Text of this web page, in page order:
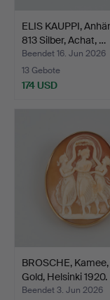
ELIS KAUPPI,
813 Silber, Achat, …
Beendet 16. Jun 2026
13 Gebote
174 USD
BROSCHE, Kamee,
Gold, Helsinki 1920.
Beendet 3. Jun 2026